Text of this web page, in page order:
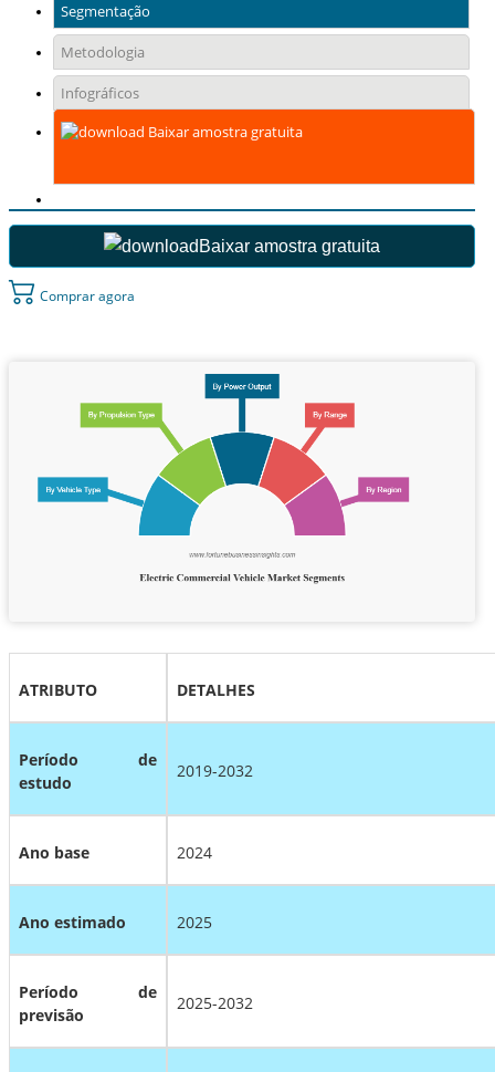
Segmentação
Metodologia
Infográficos
Baixar amostra gratuita
Baixar amostra gratuita
Comprar agora
ATRIBUTO DETALHES
Período de
estudo
2019-2032
Ano base 2024
Ano estimado 2025
Período de
previsão
2025-2032